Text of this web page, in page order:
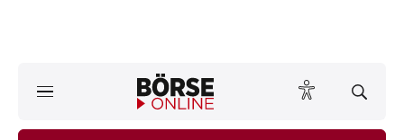
ktuelle Ausgabe BÖRSE ONLINE lesen